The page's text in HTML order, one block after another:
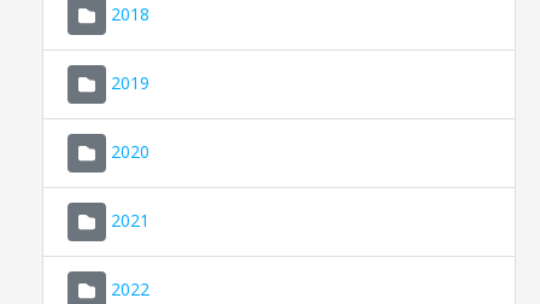
2018
2019
2020
2021
2022